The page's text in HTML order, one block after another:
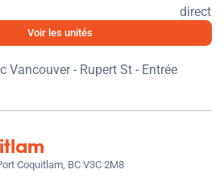
Voir les unités
Coquitlam, BC V3C 2M8